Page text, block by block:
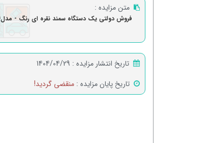
متن مزایده :
فروش دولتی یک دستگاه سمند نقره ای رنگ - مدل1386
تاریخ انتشار مزایده : 1404/04/29
تاریخ پایان مزایده : منقضی گردید!